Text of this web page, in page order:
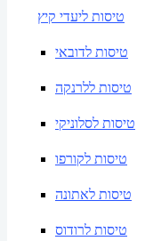
טיסות ליעדי קיץ
טיסות לדובאי
טיסות ללרנקה
טיסות לסלוניקי
טיסות לקורפו
טיסות לאתונה
טיסות לרודוס